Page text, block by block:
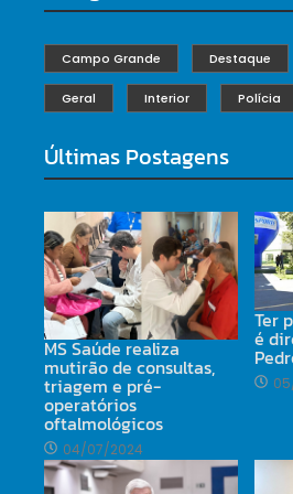
Campo Grande Destaque
Geral Interior Polícia
Últimas Postagens
MS Saúde realiza
mutirão de consultas,
triagem e pré-
operatórios
oftalmológicos
04/07/2024
Ter
é